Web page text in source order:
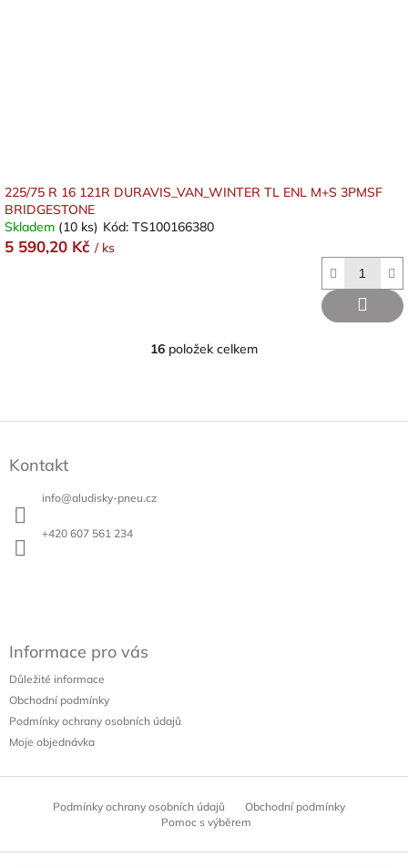
225/75 R 16 121R DURAVIS_VAN_WINTER TL ENL M+S 3PMSF
BRIDGESTONE
Skladem (10 ks) Kód: TS100166380
5 590,20 Kč / ks
O
d
16 položek celkem
Kontakt
info@aludisky-pneu.cz
+420 607 561 234
Informace pro vás
Důležité informace
Obchodní podmínky
Podmínky ochrany osobních údajů
Moje objednávka
Podmínky ochrany osobních údajů
Obchodní podmínky
Pomoc s výběrem